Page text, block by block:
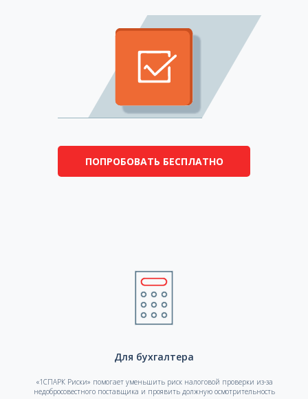
ПОПРОБОВАТЬ БЕСПЛАТНО
Для бухгалтера
«1СПАРК Риски» помогает уменьшить риск налоговой проверки из-за
недобросовестного поставщика и проявить должную осмотрительность